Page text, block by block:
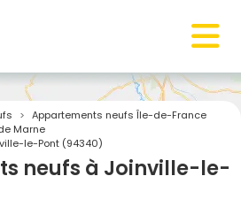
Appartements neufs Île-de-France
Marne
le-Pont (94340)
neufs à Joinville-le-